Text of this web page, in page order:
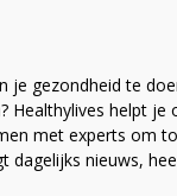
gezondheid te
Healthylives helpt
met experts om
dagelijks nieuws,